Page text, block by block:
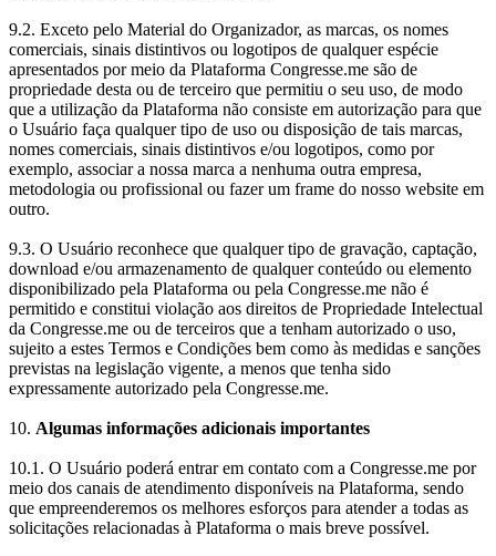
9.2. Exceto pelo Material do Organizador, as marcas, os nomes
comerciais, sinais distintivos ou logotipos de qualquer espécie
apresentados por meio da Plataforma Congresse.me são de
propriedade desta ou de terceiro que permitiu o seu uso, de modo
que a utilização da Plataforma não consiste em autorização para que
o Usuário faça qualquer tipo de uso ou disposição de tais marcas,
nomes comerciais, sinais distintivos e/ou logotipos, como por
exemplo, associar a nossa marca a nenhuma outra empresa,
metodologia ou profissional ou fazer um frame do nosso website em
outro.
9.3. O Usuário reconhece que qualquer tipo de gravação, captação,
download e/ou armazenamento de qualquer conteúdo ou elemento
disponibilizado pela Plataforma ou pela Congresse.me não é
permitido e constitui violação aos direitos de Propriedade Intelectual
da Congresse.me ou de terceiros que a tenham autorizado o uso,
sujeito a estes Termos e Condições bem como às medidas e sanções
previstas na legislação vigente, a menos que tenha sido
expressamente autorizado pela Congresse.me.
10. Algumas informações adicionais importantes
10.1. O Usuário poderá entrar em contato com a Congresse.me por
meio dos canais de atendimento disponíveis na Plataforma, sendo
que empreenderemos os melhores esforços para atender a todas as
solicitações relacionadas à Plataforma o mais breve possível.